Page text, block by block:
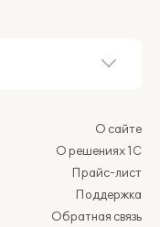
О сайте
О решениях 1С
Прайс-лист
Поддержка
Обратная связь